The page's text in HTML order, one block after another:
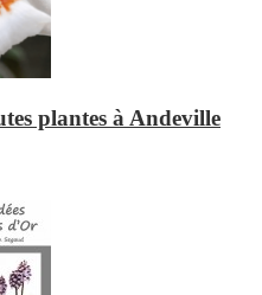
plantes à Andeville